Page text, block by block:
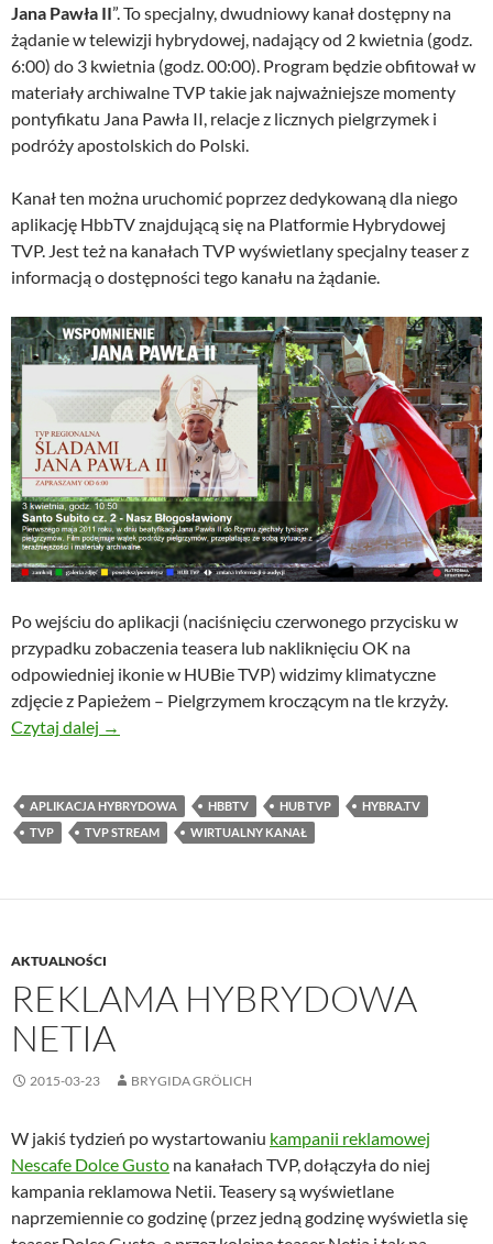
Jana Pawła II”. To specjalny, dwudniowy kanał dostępny na
żądanie w telewizji hybrydowej, nadający od 2 kwietnia (godz.
6:00) do 3 kwietnia (godz. 00:00). Program będzie obfitował w
materiały archiwalne TVP takie jak najważniejsze momenty
pontyfikatu Jana Pawła II, relacje z licznych pielgrzymek i
podróży apostolskich do Polski.
Kanał ten można uruchomić poprzez dedykowaną dla niego
aplikację HbbTV znajdującą się na Platformie Hybrydowej
TVP. Jest też na kanałach TVP wyświetlany specjalny teaser z
informacją o dostępności tego kanału na żądanie.
Po wejściu do aplikacji (naciśnięciu czerwonego przycisku w
przypadku zobaczenia teasera lub nakliknięciu OK na
odpowiedniej ikonie w HUBie TVP) widzimy klimatyczne
zdjęcie z Papieżem – Pielgrzymem kroczącym na tle krzyży.
Czytaj dalej Kanał wirtualny z okazji 10 rocznicy śmierci Papieża
→
APLIKACJA HYBRYDOWA HBBTV HUB TVP
HYBRA.TV
TVP
TVP STREAM WIRTUALNY KANAŁ
AKTUALNOŚCI
REKLAMA HYBRYDOWA
NETIA
2015-03-23 BRYGIDA GRÖLICH
W jakiś tydzień po wystartowaniu kampanii reklamowej
Nescafe Dolce Gusto na kanałach TVP, dołączyła do niej
kampania reklamowa Netii. Teasery są wyświetlane
naprzemiennie co godzinę (przez jedną godzinę wyświetla się